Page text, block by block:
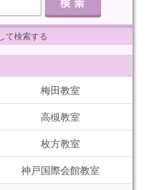
て検索する
梅田教室
高槻教室
枚方教室
神戸国際会館教室